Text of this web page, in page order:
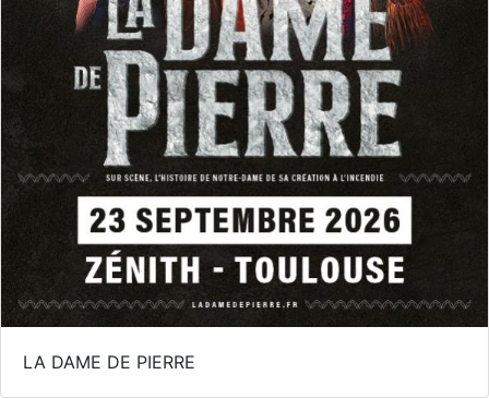
LA DAME DE PIERRE